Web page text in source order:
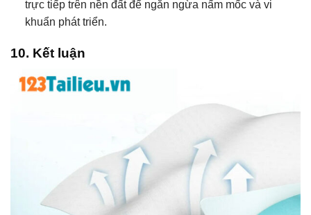
trực tiếp trên nền đất để ngăn ngừa nấm mốc và vi
khuẩn phát triển.
10. Kết luận